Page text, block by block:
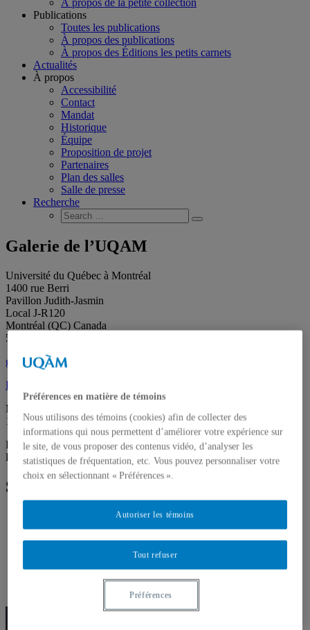
À propos de la petite collection
Publications
Toutes les publications
À propos des publications
À propos des Éditions les petits carnets
Actualités
À propos
Accessibilité
Contact
Mandat
Historique
Équipe
Proposition de projet
Partenaires
Plan des salles
Salle de presse
Recherche
Search
for:
Search
Galerie de l’UQAM
Université du Québec à Montréal
1400 rue Berri
Pavillon Judith-Jasmin
Local J-R120
Montréal (QC) Canada
514 987-6150
galerie@uqam.ca
Faire un don
Mardi – samedi,
12 h – 18 h
La Galerie passe en mode virtuel pour la période estivale. De retour
le 3 septembre 17 h 30.
Suivez la galerie
Français
Préférences en matière de témoins
Nous utilisons des témoins (cookies) afin de collecter des
informations qui nous permettent d’améliorer votre expérience sur
le site, de vous proposer des contenus vidéo, d’analyser les
statistiques de fréquentation, etc. Vous pouvez personnaliser votre
choix en sélectionnant « Préférences ».
Tout refuser
Autoriser les témoins
Préférences